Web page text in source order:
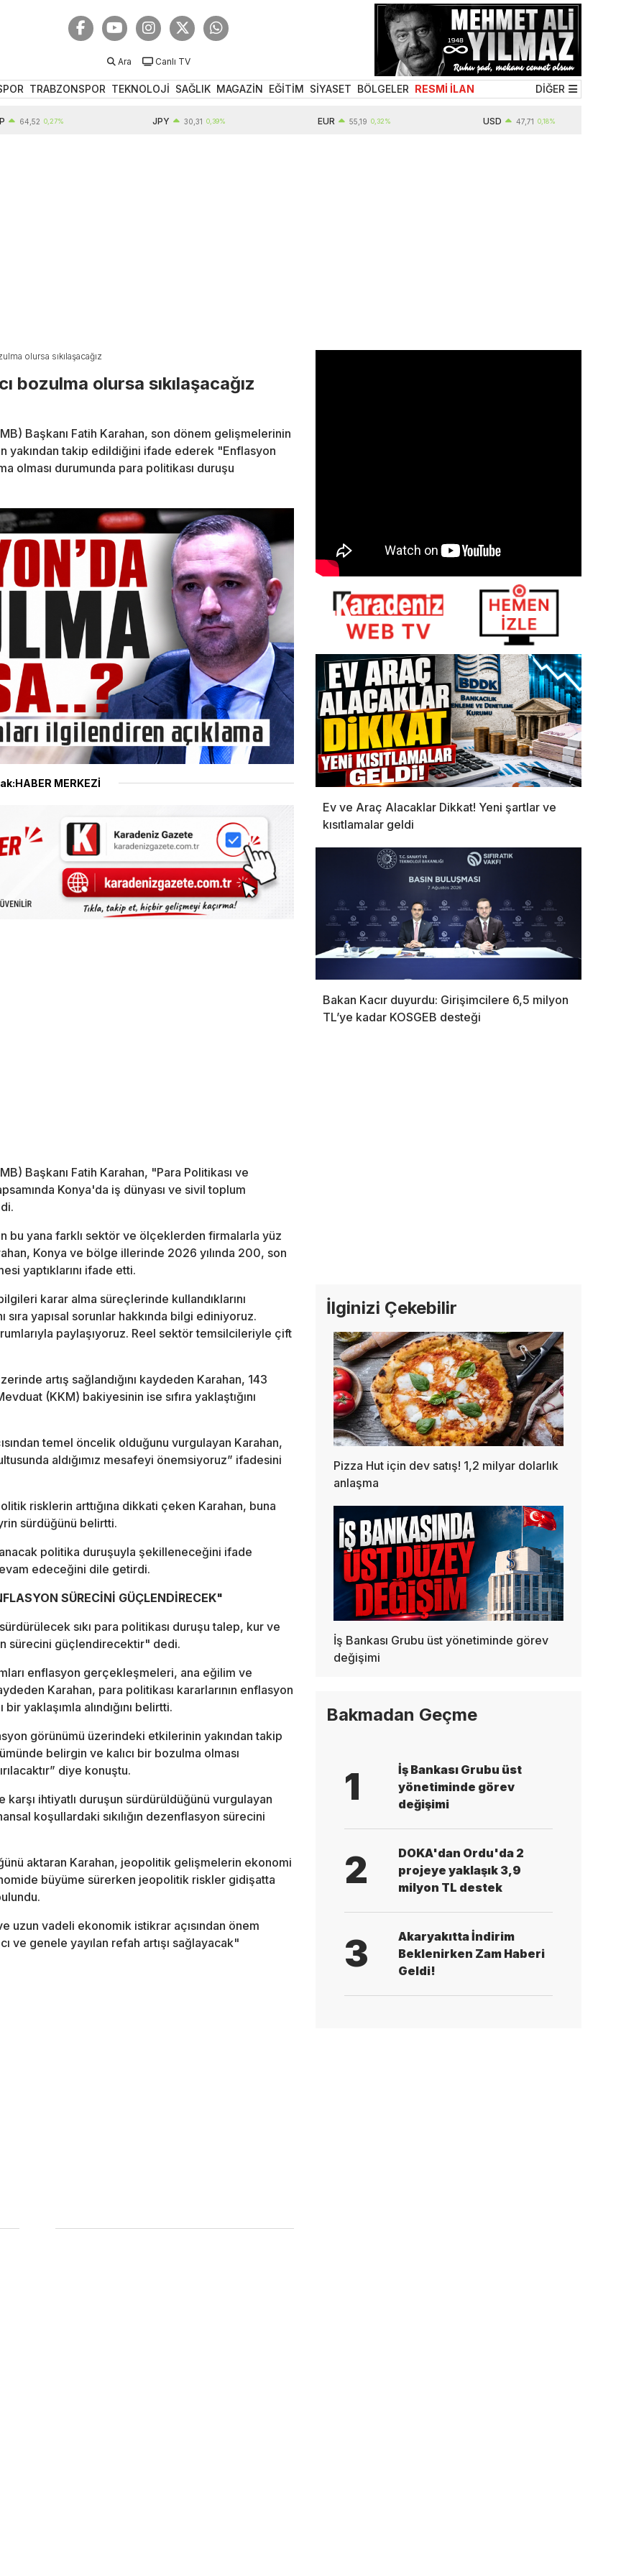
Ara Canlı TV
TRABZONSPOR TEKNOLOJİ SAĞLIK MAGAZİN EĞİTİM SİYASET BÖLGELER RESMİ İLAN DİĞER
0,27% 30,31 0,39% 55,19 0,32% 47,71 0,18%
olursa sıkılaşacağız
bozulma olursa sıkılaşacağız
Başkanı Fatih Karahan, son dönem gelişmelerinin
yakından takip edildiğini ifade ederek "Enflasyon
olması durumunda para politikası duruşu
MERKEZİ
Başkanı Fatih Karahan, "Para Politikası ve
Konya'da iş dünyası ve sivil toplum
bu yana farklı sektör ve ölçeklerden firmalarla yüz
Konya ve bölge illerinde 2026 yılında 200, son
yaptıklarını ifade etti.
karar alma süreçlerinde kullandıklarını
yapısal sorunlar hakkında bilgi ediniyoruz.
paylaşıyoruz. Reel sektör temsilcileriyle çift
artış sağlandığını kaydeden Karahan, 143
(KKM) bakiyesinin ise sıfıra yaklaştığını
temel öncelik olduğunu vurgulayan Karahan,
aldığımız mesafeyi önemsiyoruz” ifadesini
risklerin arttığına dikkati çeken Karahan, buna
sürdüğünü belirtti.
politika duruşuyla şekilleneceğini ifade
edeceğini dile getirdi.
SÜRECİNİ GÜÇLENDİRECEK"
sıkı para politikası duruşu talep, kur ve
sürecini güçlendirecektir" dedi.
enflasyon gerçekleşmeleri, ana eğilim ve
Karahan, para politikası kararlarının enflasyon
yaklaşımla alındığını belirtti.
görünümü üzerindeki etkilerinin yakından takip
belirgin ve kalıcı bir bozulma olması
diye konuştu.
ihtiyatlı duruşun sürdürüldüğünü vurgulayan
koşullardaki sıkılığın dezenflasyon sürecini
aktaran Karahan, jeopolitik gelişmelerin ekonomi
büyüme sürerken jeopolitik riskler gidişatta
uzun vadeli ekonomik istikrar açısından önem
ve genele yayılan refah artışı sağlayacak"
Ev ve Araç Alacaklar Dikkat! Yeni şartlar ve
kısıtlamalar geldi
Bakan Kacır duyurdu: Girişimcilere 6,5 milyon
TL’ye kadar KOSGEB desteği
İlginizi Çekebilir
Pizza Hut için dev satış! 1,2 milyar dolarlık
anlaşma
İş Bankası Grubu üst yönetiminde görev
değişimi
Bakmadan Geçme
1
İş Bankası Grubu üst
yönetiminde görev
değişimi
2
DOKA'dan Ordu'da 2
projeye yaklaşık 3,9
milyon TL destek
3
Akaryakıtta İndirim
Beklenirken Zam Haberi
Geldi!